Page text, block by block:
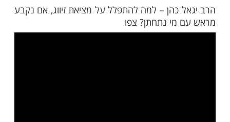
לזרז את הזיווג. (כן הביא בספר סגולות
רבותינו עמוד 186 מספר מעדני המלך חלק ג' בשם